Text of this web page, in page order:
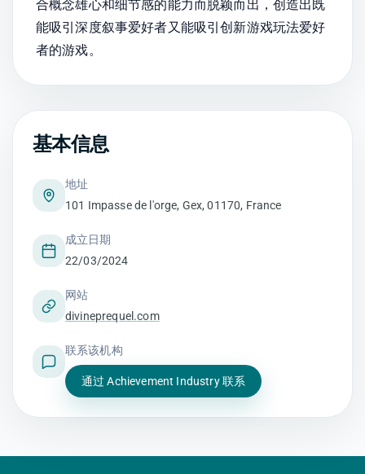
合概念雄心和细节感的能力而脱颖而出，创造出既
能吸引深度叙事爱好者又能吸引创新游戏玩法爱好
者的游戏。
基本信息
地址
101 Impasse de l'orge, Gex, 01170, France
成立日期
22/03/2024
网站
divineprequel.com
联系该机构
通过 Achievement Industry 联系